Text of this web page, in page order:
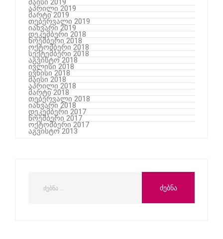
მაისი 2019
აპრილი 2019
მარტი 2019
თებერვალი 2019
იანვარი 2019
დეკემბერი 2018
ნოემბერი 2018
ოქტომბერი 2018
სექტემბერი 2018
აგვისტო 2018
ივლისი 2018
ივნისი 2018
მაისი 2018
აპრილი 2018
მარტი 2018
თებერვალი 2018
იანვარი 2018
დეკემბერი 2017
ნოემბერი 2017
ოქტომბერი 2017
აგვისტო 2013